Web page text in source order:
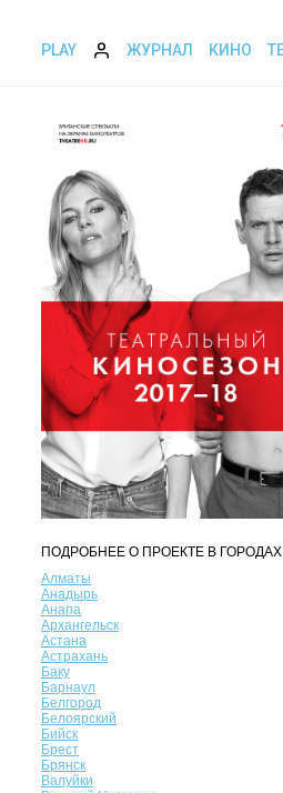
PLAY ЖУРНАЛ КИНО
ПОДРОБНЕЕ О ПРОЕКТЕ В
Алматы
Анадырь
Анапа
Архангельск
Астана
Астрахань
Баку
Барнаул
Белгород
Белоярский
Бийск
Брест
Брянск
Валуйки